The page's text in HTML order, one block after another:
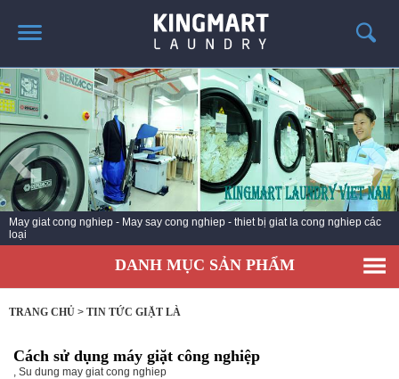
TRANG CHỦ
GIỚI THIỆU
SẢN PHẨM
TIN TỨC GIẶT LÀ
CÔNG TRÌNH TRIỂN KHAI
LIÊN HỆ
May giat cong nghiep - May say cong nghiep - thiet bị giat la cong nghiep các
loại
DANH MỤC SẢN PHẨM
TRANG CHỦ > TIN TỨC GIẶT LÀ
Cách sử dụng máy giặt công nghiệp
, Su dung may giat cong nghiep